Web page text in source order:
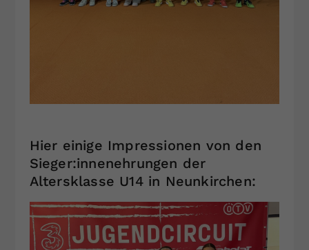
Hier einige Impressionen von den
Sieger:innenehrungen der
Altersklasse U14 in Neunkirchen: